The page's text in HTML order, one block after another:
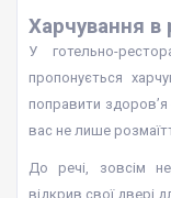
Харчування в
У готельно-
пропонується
поправити
вас не лише
До речі, зовсім
відкрив свої двері